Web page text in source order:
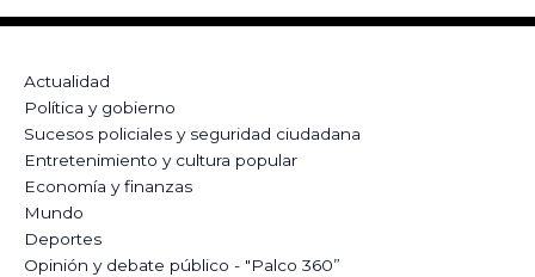
Actualidad
Política y gobierno
Sucesos policiales y seguridad ciudadana
Entretenimiento y cultura popular
Economía y finanzas
Mundo
Deportes
Opinión y debate público - "Palco 360”